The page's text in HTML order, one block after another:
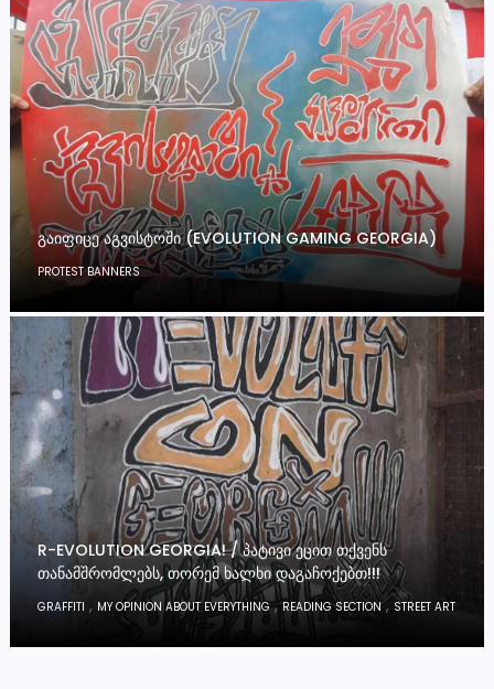
ᲒᲐᲘᲤᲘᲪᲔ ᲐᲒᲕᲘᲡᲢᲝᲨᲘ (EVOLUTION GAMING GEORGIA)
PROTEST BANNERS
R-EVOLUTION GEORGIA! / ᲞᲐᲢᲘᲕᲘ ᲔᲪᲘᲗ ᲗᲥᲕᲔᲜᲡ
ᲗᲐᲜᲐᲛᲨᲠᲝᲛᲚᲔᲑᲡ, ᲗᲝᲠᲔᲛ ᲮᲐᲚᲮᲘ ᲓᲐᲒᲐᲩᲝᲥᲔᲑᲗ!!!
GRAFFITI , MY OPINION ABOUT EVERYTHING,READING SECTION, STREET ART